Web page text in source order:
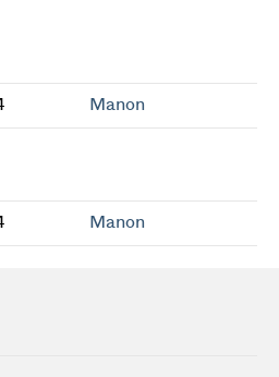
Manon
Manon